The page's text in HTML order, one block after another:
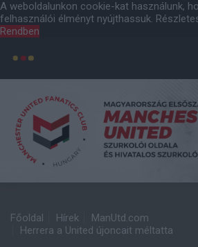
A weboldalunkon cookie-kat használunk,
felhasználói élményt nyújthassuk.
Rendben
Főoldal Hírek
ManUtd.com
Herrera a United újoncait méltatta